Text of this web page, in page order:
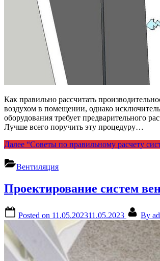
Как правильно рассчитать
воздухом в помещении, однако
оборудования требует предварительного
Лучше всего поручить эту процедуру…
Далее “Советы по правильному расчету
Вентиляция
Проектирование систем
Posted on 11.05.202311.05.2023 By